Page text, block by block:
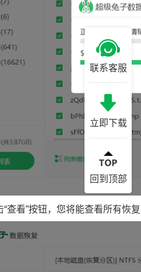
查看”按钮，您将能查看所有恢
联系客服
立即下载
回到顶部